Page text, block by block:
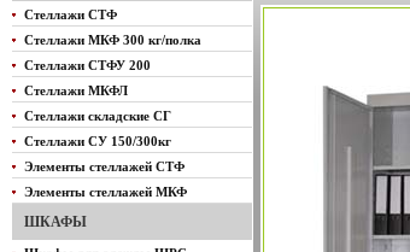
Стеллажи СТФ
Стеллажи МКФ 300 кг/полка
Стеллажи СТФУ 200
Стеллажи МКФЛ
Стеллажи складские СГ
Стеллажи СУ 150/300кг
Элементы стеллажей СТФ
Элементы стеллажей МКФ
ШКАФЫ